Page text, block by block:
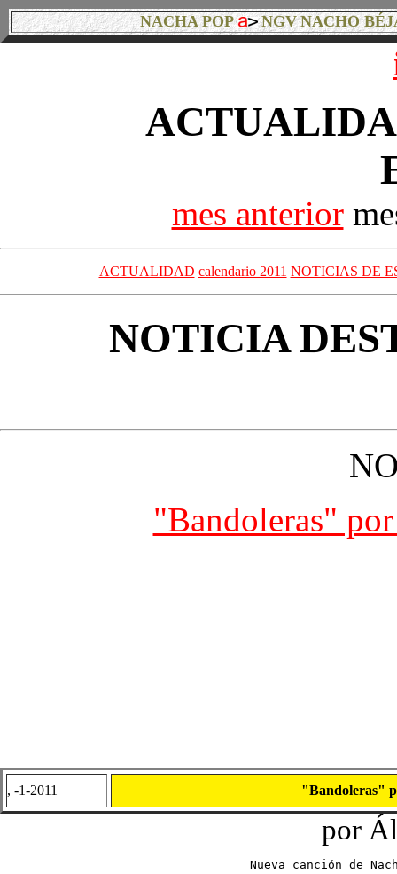
NACHA POP NGV NACHO
mes anterior
ACTUALIDAD calendario 2011 NOTICIAS DE
NOTICIA
"Bandoleras"
, -1-2011 "Bandoleras"
por
Nueva canción de